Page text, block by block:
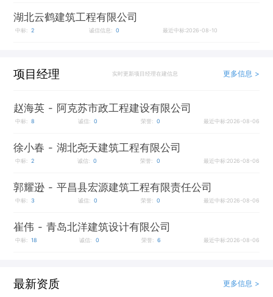
湖北云鹤建筑工程有限公司
中标: 2 诚信信息: 0 最近中标:2026-08-10
项目经理 实时更新项目经理在建信息 更多信息 >
赵海英 - 阿克苏市政工程建设有限公司
中标: 8 诚信: 0 荣誉: 0 最近中标:2026-08-06
徐小春 - 湖北尧天建筑工程有限公司
中标: 2 诚信: 0 荣誉: 0 最近中标:2026-08-06
郭耀逊 - 平昌县宏源建筑工程有限责任公司
中标: 3 诚信: 0 荣誉: 0 最近中标:2026-08-06
崔伟 - 青岛北洋建筑设计有限公司
中标: 18 诚信: 0 荣誉: 6 最近中标:2026-08-06
最新资质 更多信息 >